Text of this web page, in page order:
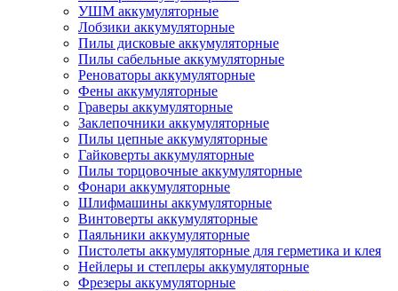
УШМ аккумуляторные
Лобзики аккумуляторные
Пилы дисковые аккумуляторные
Пилы сабельные аккумуляторные
Реноваторы аккумуляторные
Фены аккумуляторные
Граверы аккумуляторные
Заклепочники аккумуляторные
Пилы цепные аккумуляторные
Гайковерты аккумуляторные
Пилы торцовочные аккумуляторные
Фонари аккумуляторные
Шлифмашины аккумуляторные
Винтоверты аккумуляторные
Паяльники аккумуляторные
Пистолеты аккумуляторные для герметика и клея
Нейлеры и степлеры аккумуляторные
Фрезеры аккумуляторные